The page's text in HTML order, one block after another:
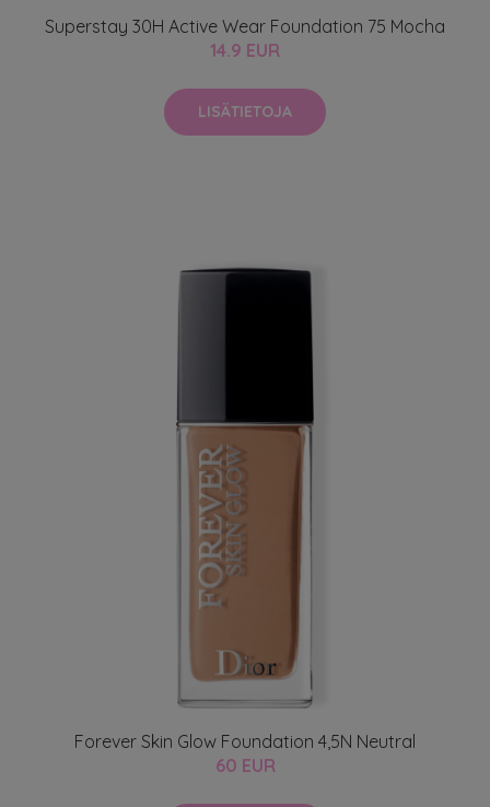
Superstay 30H Active Wear Foundation 75 Mocha
14.9 EUR
LISÄTIETOJA
Forever Skin Glow Foundation 4,5N Neutral
60 EUR